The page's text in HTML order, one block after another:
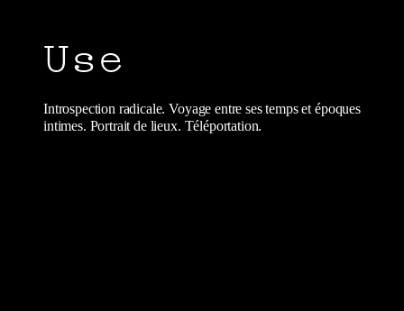
Use
Introspection radicale. Voyage entre ses temps et époques
intimes. Portrait de lieux. Téléportation.